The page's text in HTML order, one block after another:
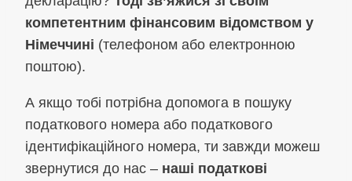
компетентним фінансовим відомством у
Німеччині (телефоном або електронною
поштою).
А якщо тобі потрібна допомога в пошуку
податкового номера або податкового
ідентифікаційного номера, ти завжди можеш
звернутися до нас – наші податкові